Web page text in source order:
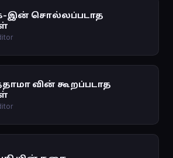
இன் சொல்லப்படாத
வின் கூறப்படாத